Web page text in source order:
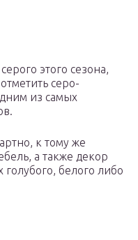
этого сезона,
серо-
из самых
к тому же
а также декор
белого либо